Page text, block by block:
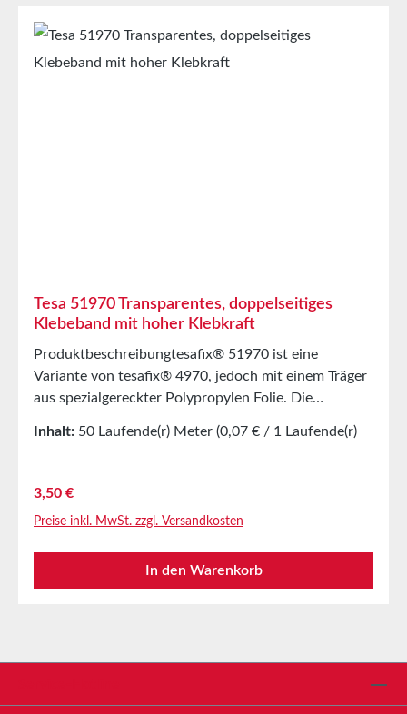
Tesa 51970 Transparentes, doppelseitiges
Klebeband mit hoher Klebkraft
Produktbeschreibungtesafix® 51970 ist eine
Variante von tesafix® 4970, jedoch mit einem Träger
aus spezialgereckter Polypropylen Folie. Die
die hohe Klebkraft für eine Permanentverklebung,
eingehalten.HauptanwendungHolz- und
schweren Dekorationsstücken und DisplaysSkalen-
und SchilderverklebungEndloskleben von dünnen
Blechen und FolienTechnische
Originalkartons bei 20°C und 50% relativer
auf Anfrage an.
Inhalt: 50 Laufende(r) Meter (0,07 € / 1 Laufende(r)
Regulärer Preis:
3,50 €
Preise inkl. MwSt. zzgl. Versandkosten
In den Warenkorb